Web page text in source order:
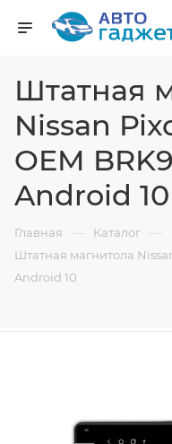
Штатная
Nissan
OEM
Android 10
Главная — Каталог —
Штатная магнитола
Android 10